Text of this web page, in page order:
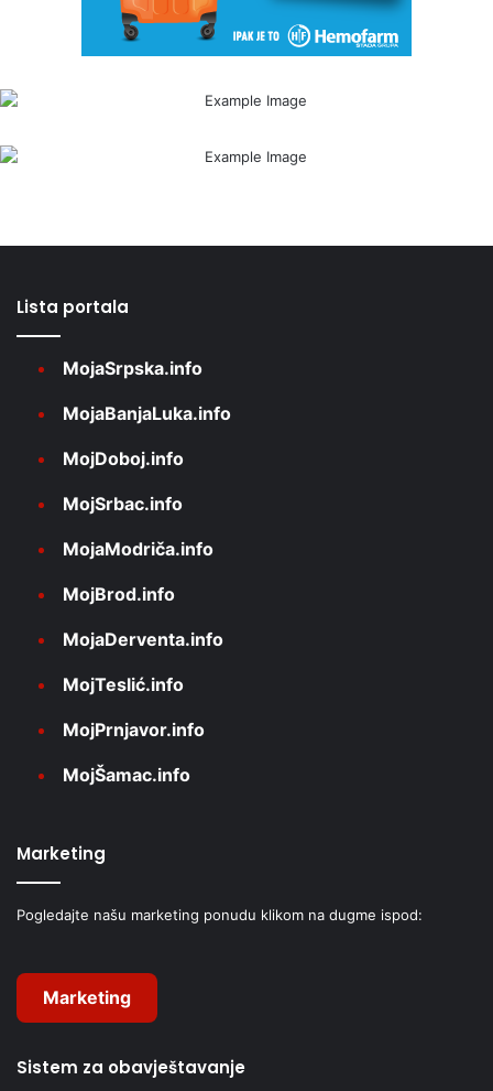
Lista portala
MojaSrpska.info
MojaBanjaLuka.info
MojDoboj.info
MojSrbac.info
MojaModriča.info
MojBrod.info
MojaDerventa.info
MojTeslić.info
MojPrnjavor.info
MojŠamac.info
Marketing
Pogledajte našu marketing ponudu klikom na dugme ispod:
Marketing
Sistem za obavještavanje